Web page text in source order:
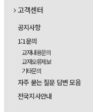
고객센터
공지사항
1:1문의
교재내용문의
교재오류제보
기타문의
자주 묻는 질문 답변 모음
전국지사안내